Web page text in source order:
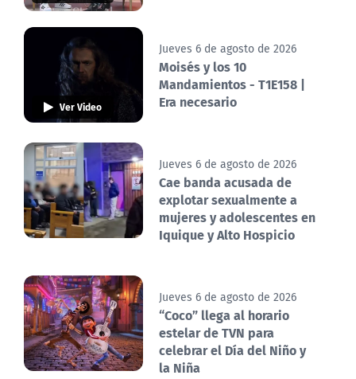
Ver Video
Jueves 6 de agosto de 2026
Moisés y los 10
Mandamientos - T1E158 |
Era necesario
Jueves 6 de agosto de 2026
Cae banda acusada de
explotar sexualmente a
mujeres y adolescentes en
Iquique y Alto Hospicio
Jueves 6 de agosto de 2026
“Coco” llega al horario
estelar de TVN para
celebrar el Día del Niño y
la Niña